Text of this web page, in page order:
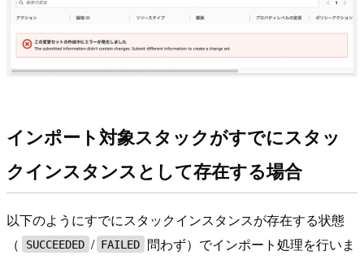
インポート対象スタックがすでにスタッ
クインスタンスとして存在する場合
以下のようにすでにスタックインスタンスが存在する状態
（
SUCCEEDED / FAILED
問わず）でインポート処理を行いま